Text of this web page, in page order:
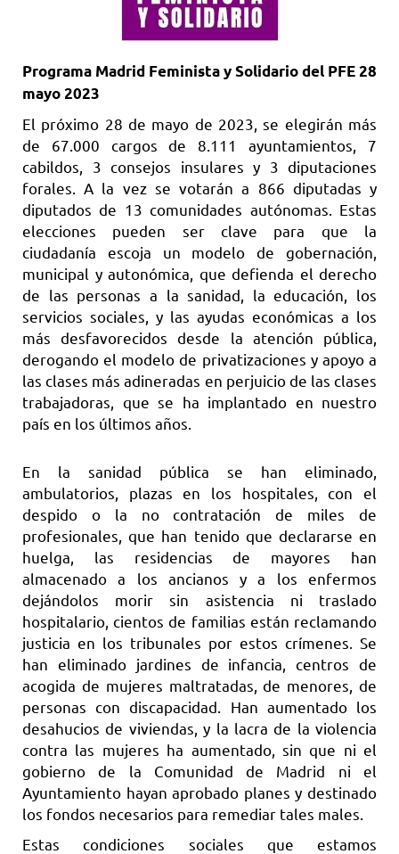
Programa Madrid Feminista y Solidario del PFE 28
mayo 2023
El próximo 28 de mayo de 2023, se elegirán más
de 67.000 cargos de 8.111 ayuntamientos, 7
cabildos, 3 consejos insulares y 3 diputaciones
forales. A la vez se votarán a 866 diputadas y
diputados de 13 comunidades autónomas. Estas
elecciones pueden ser clave para que la
ciudadanía escoja un modelo de gobernación,
municipal y autonómica, que defienda el derecho
de las personas a la sanidad, la educación, los
servicios sociales, y las ayudas económicas a los
más desfavorecidos desde la atención pública,
derogando el modelo de privatizaciones y apoyo a
las clases más adineradas en perjuicio de las clases
trabajadoras, que se ha implantado en nuestro
país en los últimos años.
En la sanidad pública se han eliminado,
ambulatorios, plazas en los hospitales, con el
despido o la no contratación de miles de
profesionales, que han tenido que declararse en
huelga, las residencias de mayores han
almacenado a los ancianos y a los enfermos
dejándolos morir sin asistencia ni traslado
hospitalario, cientos de familias están reclamando
justicia en los tribunales por estos crímenes. Se
han eliminado jardines de infancia, centros de
acogida de mujeres maltratadas, de menores, de
personas con discapacidad. Han aumentado los
desahucios de viviendas, y la lacra de la violencia
contra las mujeres ha aumentado, sin que ni el
gobierno de la Comunidad de Madrid ni el
Ayuntamiento hayan aprobado planes y destinado
los fondos necesarios para remediar tales males.
Estas condiciones sociales que estamos